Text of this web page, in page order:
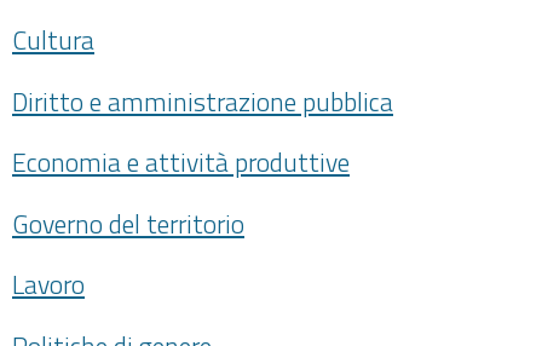
Cultura
Diritto e amministrazione pubblica
Economia e attività produttive
Governo del territorio
Lavoro